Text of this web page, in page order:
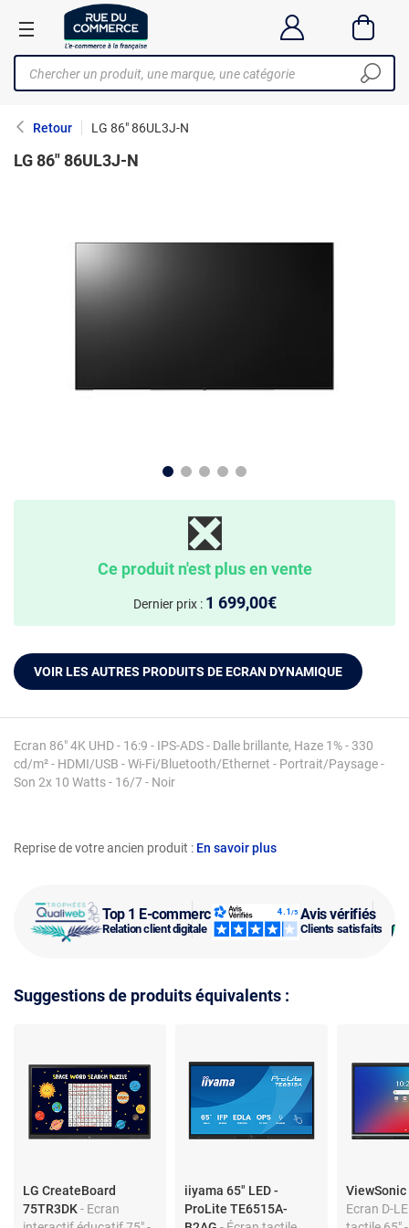
Retour LG 86" 86UL3J-N
Top 1 E-commerce
Relation client digitale
Avis vérifiés
Clients satisfaits
Reprise de votre ancien produit : En savoir plus
LG 86" 86UL3J-N
Ecran 86" 4K UHD - 16:9 - IPS-ADS - Dalle brillante, Haze 1% - 330
cd/m² - HDMI/USB - Wi-Fi/Bluetooth/Ethernet - Portrait/Paysage -
Son 2x 10 Watts - 16/7 - Noir
❎
Ce produit n'est plus en vente
Dernier prix : 1 699,00€
VOIR LES AUTRES PRODUITS DE ECRAN DYNAMIQUE
Suggestions de produits équivalents :
LG CreateBoard
75TR3DK- Ecran
iiyama 65" LED -
ProLite TE6515A-
Ecran D-